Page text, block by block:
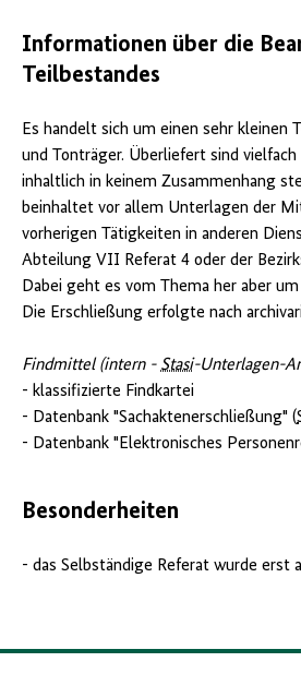
Informationen über die
Teilbestandes
Es handelt sich um einen sehr kleinen
und Tonträger. Überliefert sind
inhaltlich in keinem Zusammenhang
beinhaltet vor allem Unterlagen der
vorherigen Tätigkeiten in anderen
Abteilung VII Referat 4 oder der
Dabei geht es vom Thema her aber
Die Erschließung erfolgte nach
Findmittel (intern - Stasi-Unterlagen-
- klassifizierte Findkartei
- Datenbank "Sachaktenerschließung" (
- Datenbank "Elektronisches
Besonderheiten
- das Selbständige Referat wurde erst